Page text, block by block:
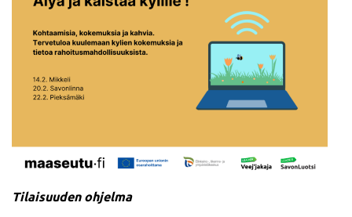
Tilaisuuden ohjelma